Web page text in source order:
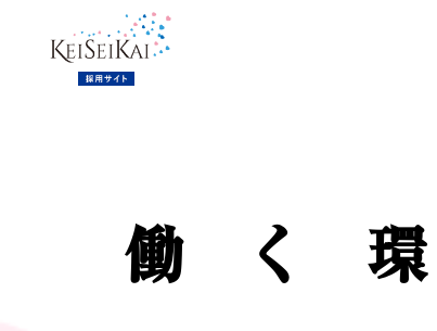
働く環境